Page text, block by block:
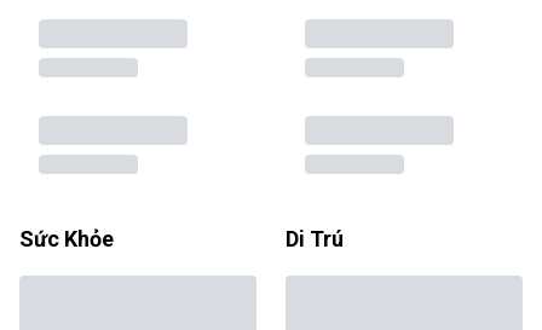
Sức Khỏe Di Trú